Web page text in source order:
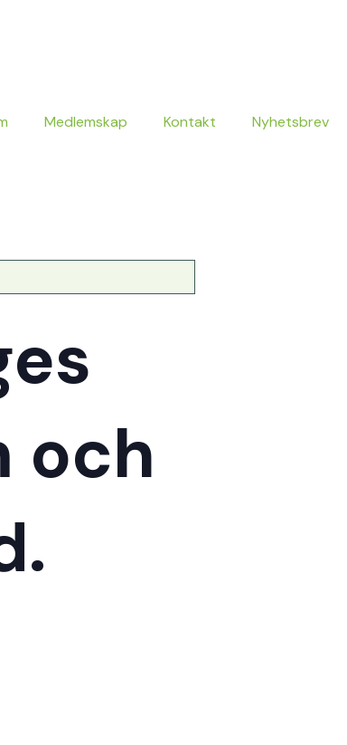
Medlemskap Kontakt Nyhetsbrev
och